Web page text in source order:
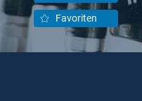
Favoriten